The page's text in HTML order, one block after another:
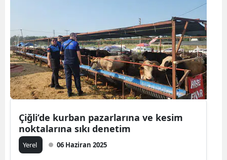
Çiğli’de kurban pazarlarına ve kesim
noktalarına sıkı denetim
Yerel 06 Haziran 2025